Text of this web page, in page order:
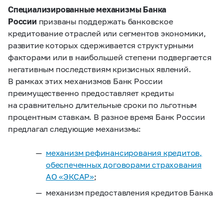
Специализированные механизмы Банка
России призваны поддержать банковское
кредитование отраслей или сегментов экономики,
развитие которых сдерживается структурными
факторами или в наибольшей степени подвергается
негативным последствиям кризисных явлений.
В рамках этих механизмов Банк России
преимущественно предоставляет кредиты
на сравнительно длительные сроки по льготным
процентным ставкам. В разное время Банк России
предлагал следующие механизмы:
механизм рефинансирования кредитов,
обеспеченных договорами страхования
АО «ЭКСАР»;
механизм предоставления кредитов Банка